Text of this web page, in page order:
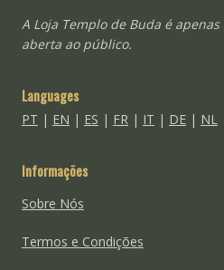
A Loja Templo de Buda é
aberta ao público.
Languages
PT | EN | ES | FR| IT | DE| NL
Informações
Sobre Nós
Termos e Condições